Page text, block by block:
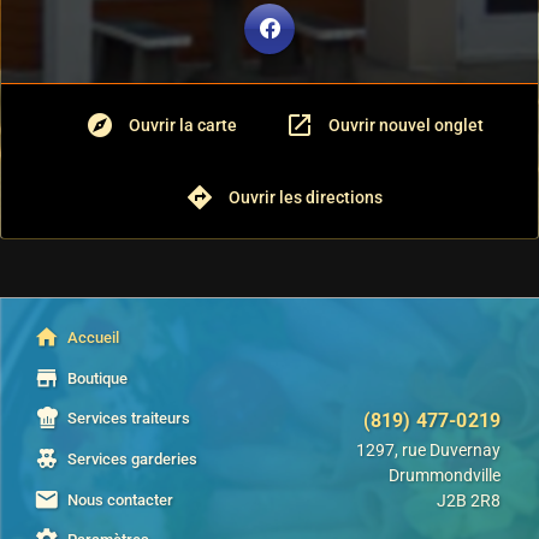
explore Ouvrir la carte open_in_new Ouvrir nouvel onglet
directions Ouvrir les directions
home Accueil
store Boutique
Services traiteurs
Services garderies
email Nous contacter
(819) 477-0219
1297, rue Duvernay
Drummondville
J2B 2R8